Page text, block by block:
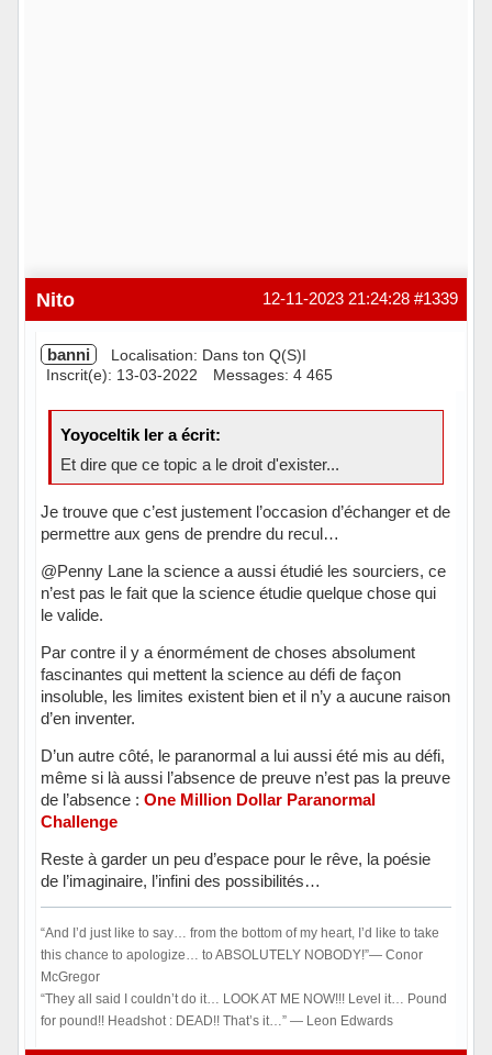
#1339
12-11-2023 21:24:28
Nito
banni
Localisation: Dans ton Q(S)I
Inscrit(e): 13-03-2022
Messages: 4 465
Yoyoceltik Ier a écrit:
Et dire que ce topic a le droit d'exister...
Je trouve que c’est justement l’occasion d’échanger et de
permettre aux gens de prendre du recul…
@Penny Lane la science a aussi étudié les sourciers, ce
n’est pas le fait que la science étudie quelque chose qui
le valide.
Par contre il y a énormément de choses absolument
fascinantes qui mettent la science au défi de façon
insoluble, les limites existent bien et il n’y a aucune raison
d’en inventer.
D’un autre côté, le paranormal a lui aussi été mis au défi,
même si là aussi l’absence de preuve n’est pas la preuve
de l’absence : One Million Dollar Paranormal
Challenge
Reste à garder un peu d’espace pour le rêve, la poésie
de l’imaginaire, l’infini des possibilités…
“And I’d just like to say… from the bottom of my heart, I’d like to take
this chance to apologize… to ABSOLUTELY NOBODY!”― Conor
McGregor
“They all said I couldn’t do it… LOOK AT ME NOW!!! Level it… Pound
for pound!! Headshot : DEAD!! That’s it…” ― Leon Edwards